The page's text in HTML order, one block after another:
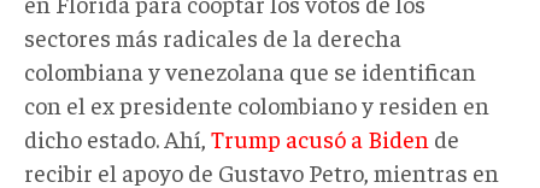
sectores más radicales de la derecha
colombiana y venezolana que se identifican
con el ex presidente colombiano y residen en
dicho estado. Ahí, Trump acusó a Biden de
recibir el apoyo de Gustavo Petro, mientras en